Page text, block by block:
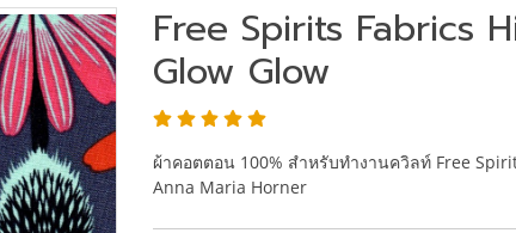
Free Spirits Fabrics
Glow Glow
ผ้าคอตตอน 100% สำหรับทำงานควิลท์ Free
Anna Maria Horner